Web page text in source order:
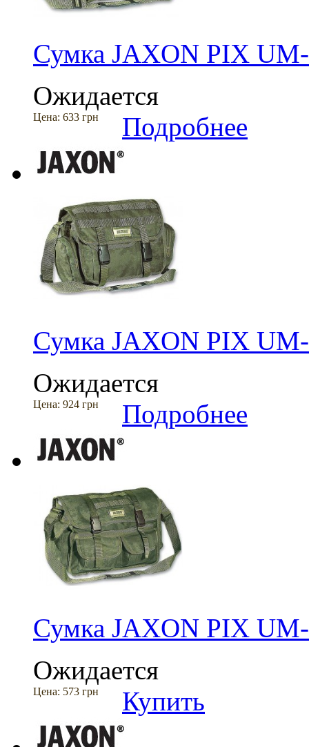
Сумка JAXON PIX
Ожидается
Цена: 633 грн Подробнее
Сумка JAXON PIX
Ожидается
Цена: 924 грн Подробнее
Сумка JAXON PIX
Ожидается
Цена: 573 грн Купить